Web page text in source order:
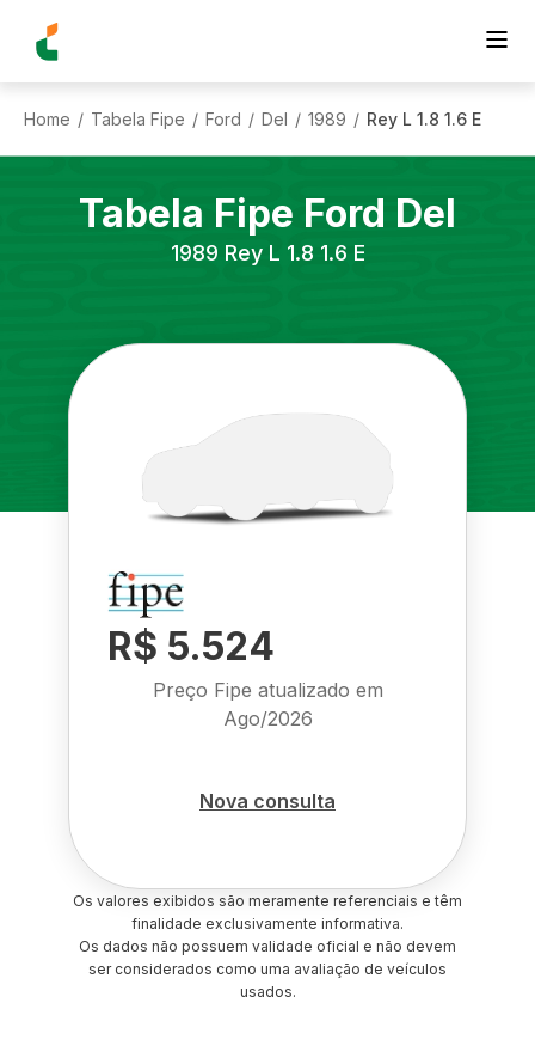
Home / Tabela Fipe / Ford / Del / 1989 / Rey L 1.8 1.6 E
Tabela Fipe Ford Del
1989 Rey L 1.8 1.6 E
R$ 5.524
Preço Fipe atualizado em
Ago/2026
Nova consulta
Os valores exibidos são meramente referenciais e têm
finalidade exclusivamente informativa.
Os dados não possuem validade oficial e não devem
ser considerados como uma avaliação de veículos
usados.